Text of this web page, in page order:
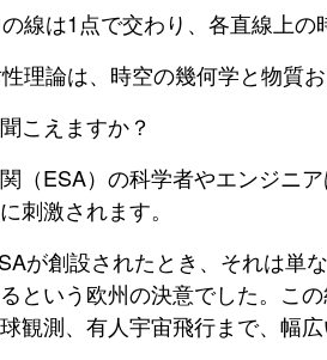
線は1点で交わり、各直線上の
理論は、時空の幾何学と物質
こえますか？
（ESA）の科学者やエンジニ
刺激されます。
が創設されたとき、それは単
という欧州の決意でした。こ
観測、有人宇宙飛行まで、幅